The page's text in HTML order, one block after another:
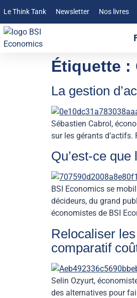
Le Think Tank Newsletter Nos livres
Étiquette :
La gestion
Sébastien Cabrol,
sur les gérants d’actifs.
Qu’est-ce
BSI Economics se
décideurs, du grand
économistes de BSI
Relocaliser
comparatif
Selin Ozyurt,
des alternatives pour